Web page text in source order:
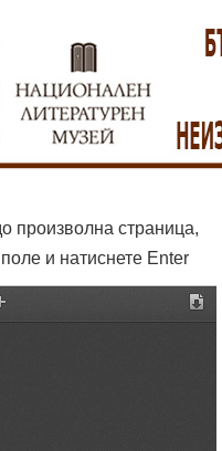
произволна страница,
и натиснете Enter